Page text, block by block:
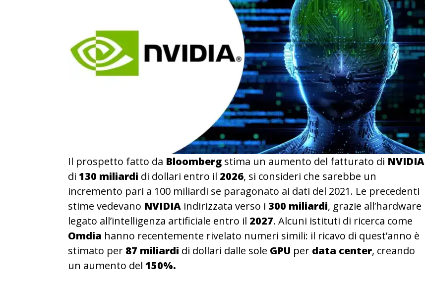
Il prospetto fatto da Bloomberg stima un aumento del fatturato di NVIDIA
di 130 miliardi di dollari entro il 2026, si consideri che sarebbe un
incremento pari a 100 miliardi se paragonato ai dati del 2021. Le precedenti
stime vedevano NVIDIA indirizzata verso i 300 miliardi, grazie all’hardware
legato all’intelligenza artificiale entro il 2027. Alcuni istituti di ricerca come
Omdia hanno recentemente rivelato numeri simili: il ricavo di quest’anno è
stimato per 87 miliardi di dollari dalle sole GPU per data center, creando
un aumento del 150%.